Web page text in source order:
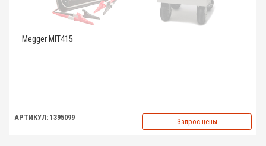
Megger MIT415
АРТИКУЛ: 1395099 Запрос цены